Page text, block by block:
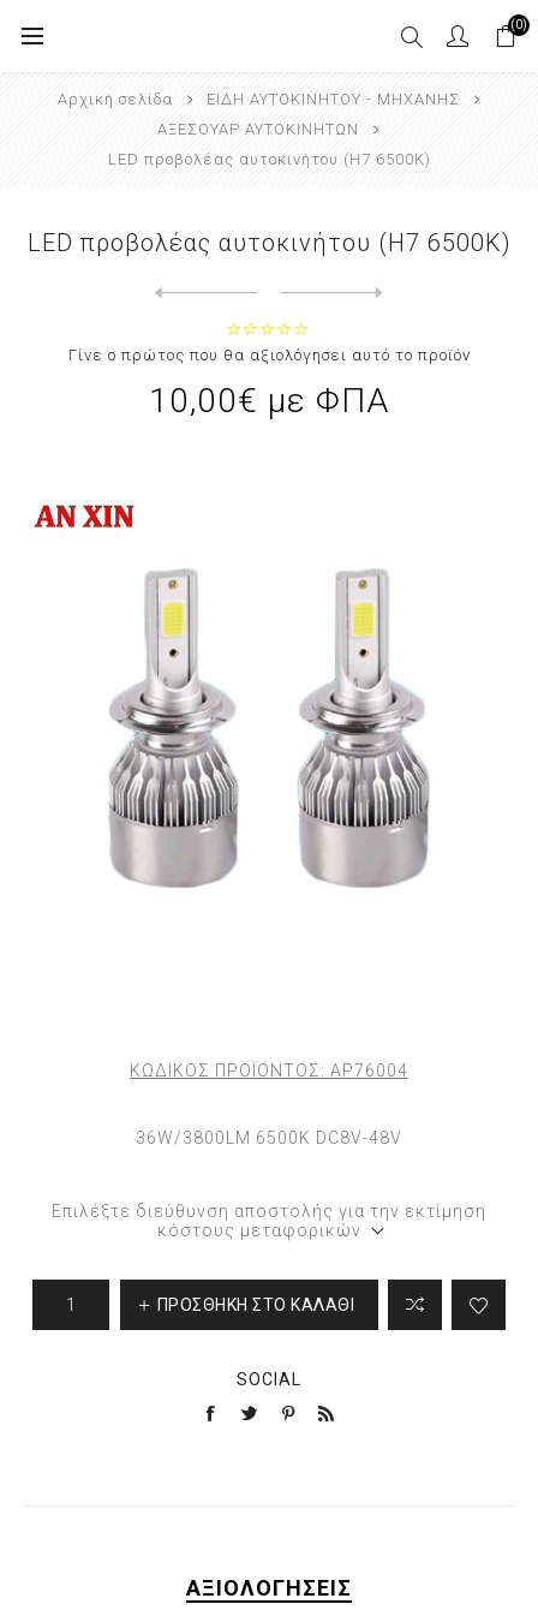
(0)
Αρχική σελίδα
ΕΙΔΗ ΑΥΤΟΚΙΝΗΤΟΥ - ΜΗΧΑΝΗΣ
ΑΞΕΣΟΥΑΡ ΑΥΤΟΚΙΝΗΤΩΝ
LED προβολέας αυτοκινήτου (H7 6500K)
LED προβολέας αυτοκινήτου (H7 6500K)
Γίνε ο πρώτος που θα αξιολόγησει αυτό το προϊόν
10,00€ με ΦΠΑ
ΚΩΔΙΚΟΣ ΠΡΟΪΟΝΤΟΣ: AP76004
36W/3800LM 6500K DC8V-48V
Επιλέξτε διεύθυνση αποστολής για την εκτίμηση
κόστους μεταφορικών
ΠΡΟΣΘΉΚΗ ΣΤΟ ΚΑΛΆΘΙ
SOCIAL
ΑΞΙΟΛΟΓΉΣΕΙΣ